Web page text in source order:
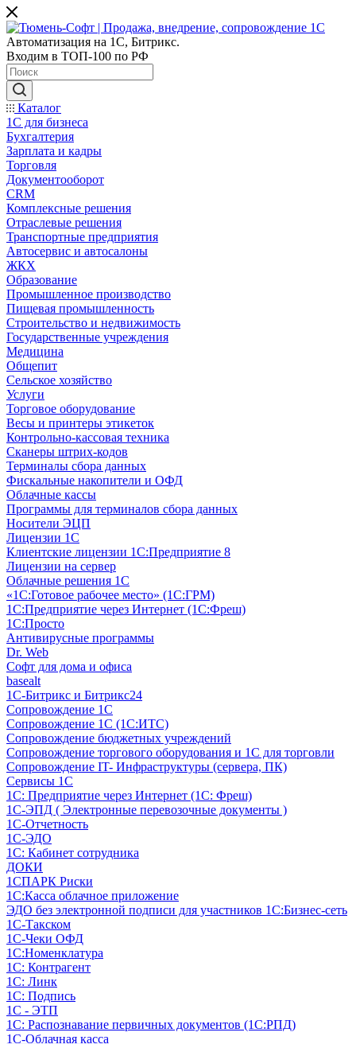
Автоматизация на 1С, Битрикс.
Входим в ТОП-100 по РФ
Каталог
1С для бизнеса
Бухгалтерия
Зарплата и кадры
Торговля
Документооборот
CRM
Комплексные решения
Отраслевые решения
Транспортные предприятия
Автосервис и автосалоны
ЖКХ
Образование
Промышленное производство
Пищевая промышленность
Строительство и недвижимость
Государственные учреждения
Медицина
Общепит
Сельское хозяйство
Услуги
Торговое оборудование
Весы и принтеры этикеток
Контрольно-кассовая техника
Сканеры штрих-кодов
Терминалы сбора данных
Фискальные накопители и ОФД
Облачные кассы
Программы для терминалов сбора данных
Носители ЭЦП
Лицензии 1С
Клиентские лицензии 1С:Предприятие 8
Лицензии на сервер
Облачные решения 1С
«1C:Готовое рабочее место» (1С:ГРМ)
1С:Предприятие через Интернет (1С:Фреш)
1С:Просто
Антивирусные программы
Dr. Web
Софт для дома и офиса
basealt
1С-Битрикс и Битрикс24
Сопровождение 1С
Сопровождение 1С (1С:ИТС)
Сопровождение бюджетных учреждений
Сопровождение торгового оборудования и 1С для торговли
Сопровождение IT- Инфраструктуры (сервера, ПК)
Сервисы 1С
1С: Предприятие через Интернет (1С: Фреш)
1С-ЭПД ( Электронные перевозочные документы )
1С-Отчетность
1С-ЭДО
1С: Кабинет сотрудника
ДОКИ
1СПАРК Риски
1С:Касса облачное приложение
ЭДО без электронной подписи для участников 1С:Бизнес-сеть
1С-Такском
1С-Чеки ОФД
1С:Номенклатура
1С: Контрагент
1С: Линк
1С: Подпись
1С - ЭТП
1С: Распознавание первичных документов (1С:РПД)
1С-Облачная касса